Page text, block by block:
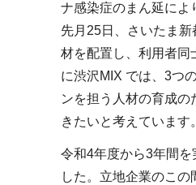
ナ感染症のまん延によ
先月25日、さいたま
材を配置し、利用者同
に渋沢MIX では、3つ
ンを担う人材の育成
きたいと考えています
令和4年度から3年間
した。立地企業のこ